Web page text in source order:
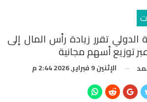
تقرر زيادة رأس المال إلى
الإثنين 9 فبراير, 2026 2:44 م